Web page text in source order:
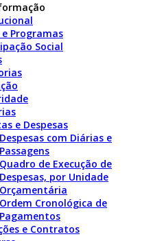
e Programas
Social
e Despesas
Despesas com Diárias e
Passagens
Quadro de Execução de
Despesas, por Unidade
Orçamentária
Ordem Cronológica de
Pagamentos
e Contratos